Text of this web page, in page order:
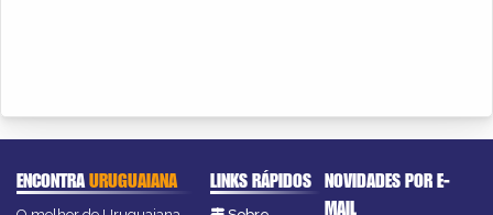
ENCONTRAURUGUAIANA LINKS RÁPIDOS NOVIDADES POR E-
MAIL